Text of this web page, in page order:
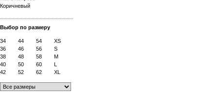
Коричневый
Выбор по размеру
34 44 54
XS
36
46 56
S
38
48 58
M
40
50 60
L
42
52 62 XL